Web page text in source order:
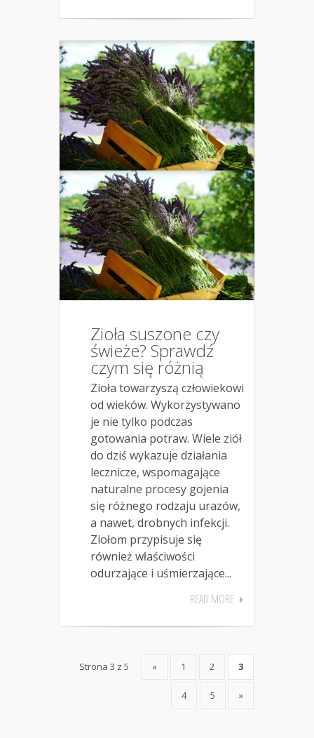
Zioła suszone czy
świeże? Sprawdź
czym się różnią
Zioła towarzyszą człowiekowi
od wieków. Wykorzystywano
je nie tylko podczas
gotowania potraw. Wiele ziół
do dziś wykazuje działania
lecznicze, wspomagające
naturalne procesy gojenia
się różnego rodzaju urazów,
a nawet, drobnych infekcji.
Ziołom przypisuje się
również właściwości
odurzające i uśmierzające...
READ MORE
Strona 3 z 5 « 1 2 3
4 5 »